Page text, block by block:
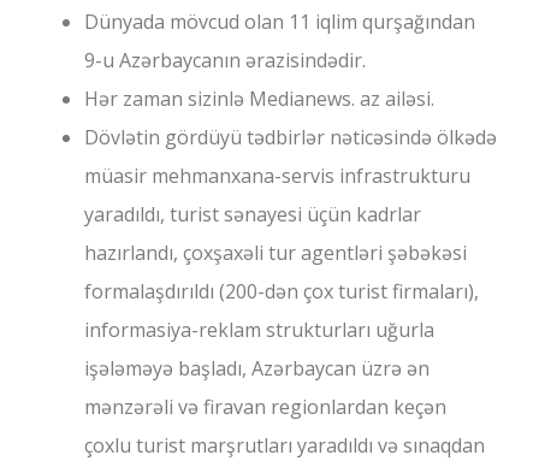
Dünyada mövcud olan 11 iqlim qurşağından
9-u Azərbaycanın ərazisindədir.
Hər zaman sizinlə Medianews. az ailəsi.
Dövlətin gördüyü tədbirlər nəticəsində ölkədə
müasir mehmanxana-servis infrastrukturu
yaradıldı, turist sənayesi üçün kadrlar
hazırlandı, çoxşaxəli tur agentləri şəbəkəsi
formalaşdırıldı (200-dən çox turist firmaları),
informasiya-reklam strukturları uğurla
işələməyə başladı, Azərbaycan üzrə ən
mənzərəli və firavan regionlardan keçən
çoxlu turist marşrutları yaradıldı və sınaqdan